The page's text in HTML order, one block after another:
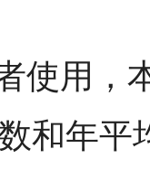
使用，
和年平